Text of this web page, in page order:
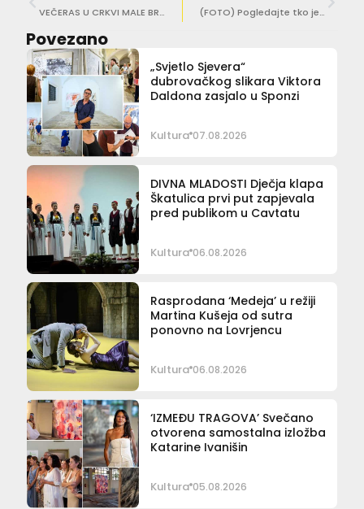
VEČERAS U CRKVI MALE BRAĆE Koncert posvećen sakralnoj glazbi u izvedbi ansambla Mazowsze (FOTO) Pogledajte tko je bio na sinoćnjoj premijeri Othella
Povezano
„Svjetlo Sjevera“
dubrovačkog slikara Viktora
Daldona zasjalo u Sponzi
Kultura 07.08.2026
DIVNA MLADOSTI Dječja klapa
Škatulica prvi put zapjevala
pred publikom u Cavtatu
Kultura 06.08.2026
Rasprodana ‘Medeja’ u režiji
Martina Kušeja od sutra
ponovno na Lovrjencu
Kultura 06.08.2026
‘IZMEĐU TRAGOVA’ Svečano
otvorena samostalna izložba
Katarine Ivanišin
Kultura 05.08.2026